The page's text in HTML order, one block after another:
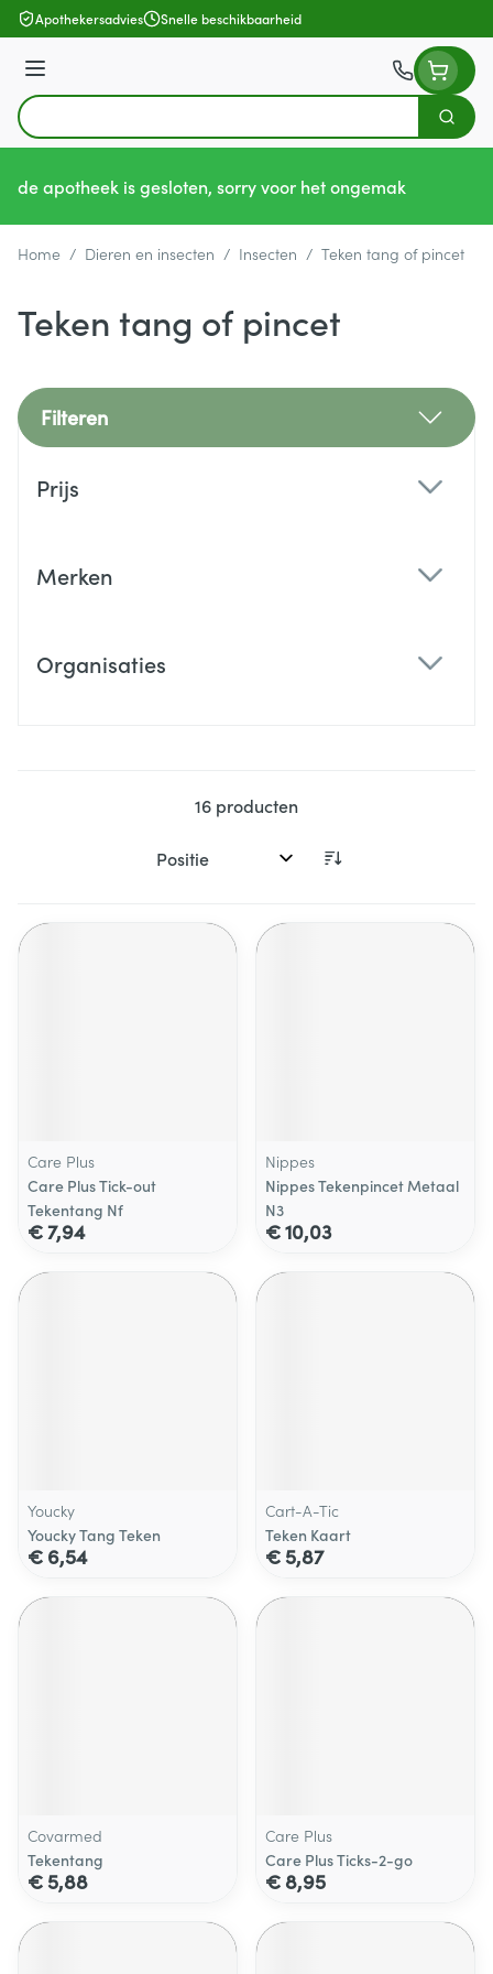
Ga naar de inhoud
Apothekersadvies Snelle beschikbaarheid
Menu
Product, merk, categorie...
Zoek
de apotheek is gesloten, sorry voor het ongemak
Home / Dieren en insecten / Insecten / Teken tang of pincet
Teken tang of pincet
Filteren
Prijs
Merken
Organisaties
16 producten
Sorteer op:
Care Plus
Care Plus Tick-out
Tekentang Nf
€ 7,94
Nippes
Nippes Tekenpincet Metaal
N3
€ 10,03
Youcky
Youcky Tang Teken
€ 6,54
Cart-A-Tic
Teken Kaart
€ 5,87
Covarmed
Tekentang
€ 5,88
Care Plus
Care Plus Ticks-2-go
€ 8,95